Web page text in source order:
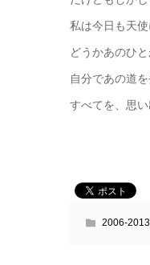
私は今日も天使
どうかあのひ
自分であの道
すべてを、思い
2006-2013